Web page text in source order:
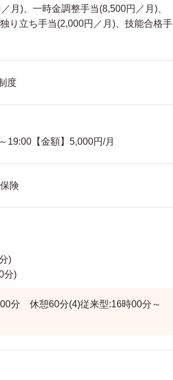
月)、一時金調整手当(8,500円／月)、
り立ち手当(2,000円／月)、技能合格手
度
【金額】5,000円/月
険
)
分)
分 休憩60分(4)従来型:16時00分～